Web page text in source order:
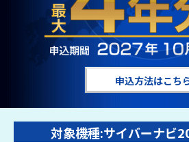
申込方法はこち
対象機種:サイバーナビ